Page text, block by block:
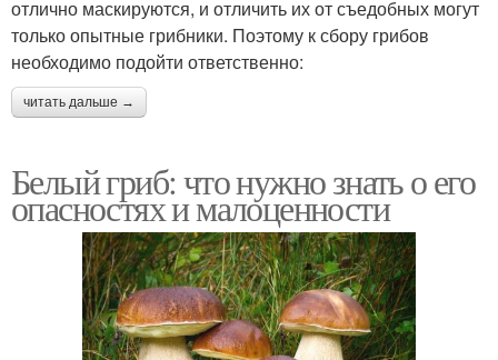
отлично маскируются, и отличить их от съедобных могут
только опытные грибники. Поэтому к сбору грибов
необходимо подойти ответственно:
читать дальше →
Белый гриб: что нужно знать о его
опасностях и малоценности